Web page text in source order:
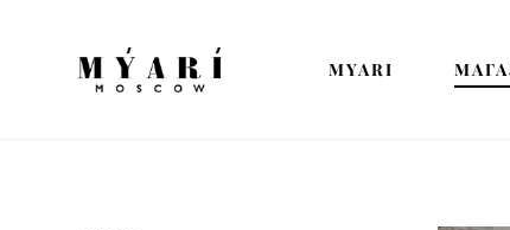
MYARI
MYARI